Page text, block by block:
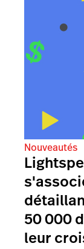
Nouveautés
50 000
leur